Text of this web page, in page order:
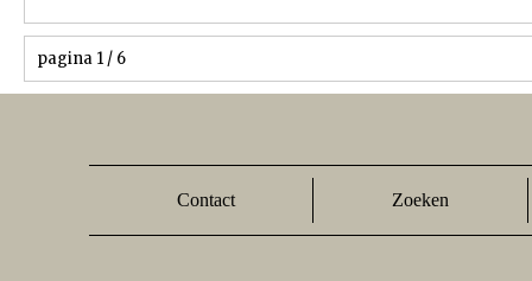
pagina 1 / 6
Contact Zoeken